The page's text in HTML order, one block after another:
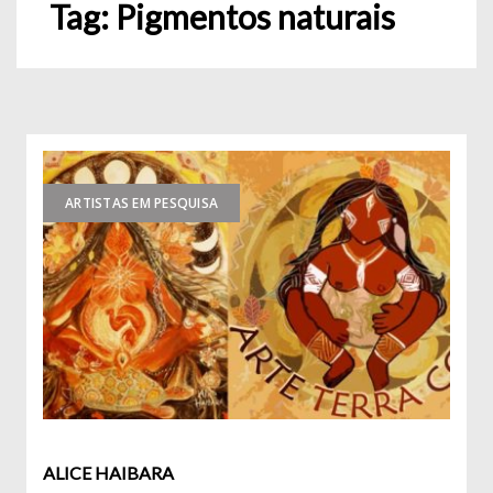
Tag: Pigmentos naturais
ARTISTAS EM PESQUISA
ALICE HAIBARA